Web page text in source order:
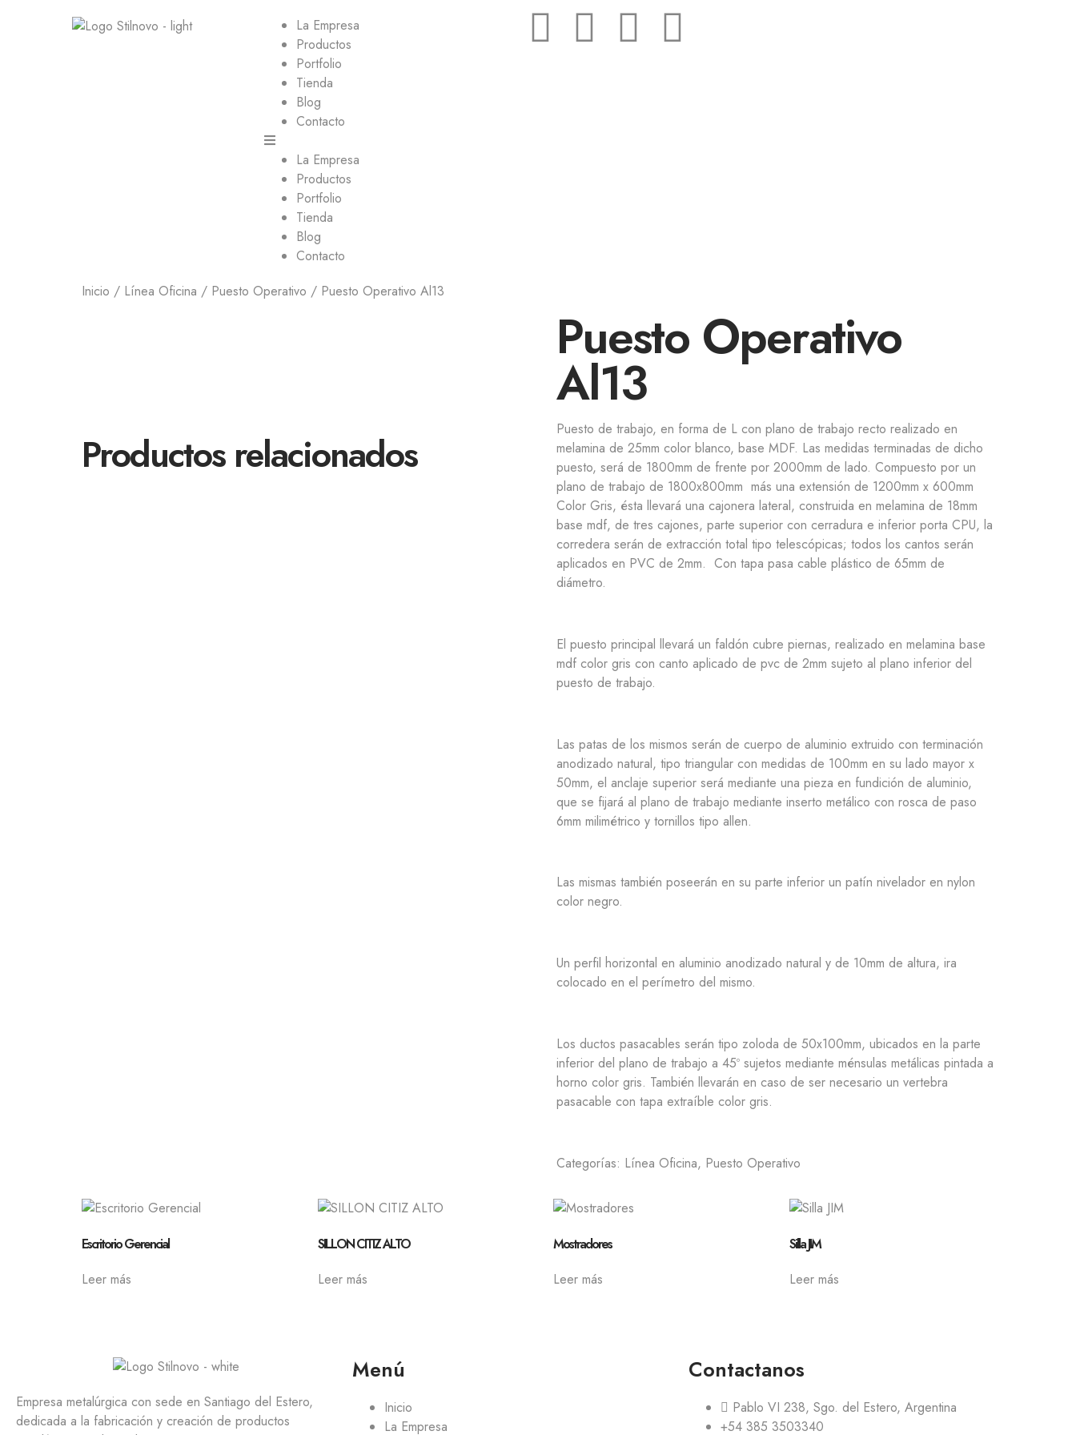
La Empresa
Productos
Portfolio
Tienda
Blog
Contacto
La Empresa
Productos
Portfolio
Tienda
Blog
Contacto
Inicio / Línea Oficina / Puesto Operativo / Puesto Operativo Al13
Puesto Operativo
Al13
Puesto de trabajo, en forma de L con plano de trabajo recto realizado en
melamina de 25mm color blanco, base MDF. Las medidas terminadas de dicho
puesto, será de 1800mm de frente por 2000mm de lado. Compuesto por un
plano de trabajo de 1800x800mm más una extensión de 1200mm x 600mm
Color Gris, ésta llevará una cajonera lateral, construida en melamina de 18mm
base mdf, de tres cajones, parte superior con cerradura e inferior porta CPU, la
corredera serán de extracción total tipo telescópicas; todos los cantos serán
aplicados en PVC de 2mm. Con tapa pasa cable plástico de 65mm de
diámetro.
El puesto principal llevará un faldón cubre piernas, realizado en melamina base
mdf color gris con canto aplicado de pvc de 2mm sujeto al plano inferior del
puesto de trabajo.
Las patas de los mismos serán de cuerpo de aluminio extruido con terminación
anodizado natural, tipo triangular con medidas de 100mm en su lado mayor x
50mm, el anclaje superior será mediante una pieza en fundición de aluminio,
que se fijará al plano de trabajo mediante inserto metálico con rosca de paso
6mm milimétrico y tornillos tipo allen.
Las mismas también poseerán en su parte inferior un patín nivelador en nylon
color negro.
Un perfil horizontal en aluminio anodizado natural y de 10mm de altura, ira
colocado en el perímetro del mismo.
Los ductos pasacables serán tipo zoloda de 50x100mm, ubicados en la parte
inferior del plano de trabajo a 45º sujetos mediante ménsulas metálicas pintada a
horno color gris. También llevarán en caso de ser necesario un vertebra
pasacable con tapa extraíble color gris.
Categorías: Línea Oficina, Puesto Operativo
Productos relacionados
Escritorio Gerencial
Leer más
SILLON CITIZ ALTO
Leer más
Mostradores
Leer más
Silla JIM
Leer más
Empresa metalúrgica con sede en Santiago del Estero,
dedicada a la fabricación y creación de productos
Menú
Inicio
La Empresa
Contactanos
Pablo VI 238, Sgo. del Estero, Argentina
+54 385 3503340